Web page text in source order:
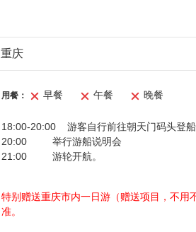
重庆
用餐： 早餐 午餐 晚餐
18:00-20:00 游客自行前往朝天门码头登
20:00 举行游船说明会
21:00 游轮开航。
特别赠送重庆市内一日游（赠送项目，不用
准。